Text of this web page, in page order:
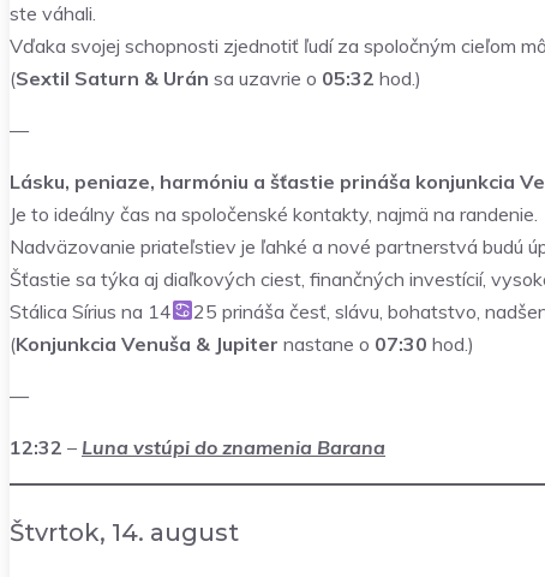
ste váhali.
Vďaka svojej schopnosti zjednotiť ľudí za spoločným cieľom
(Sextil Saturn & Urán sa uzavrie o 05:32 hod.)
—
Lásku, peniaze, harmóniu a šťastie prináša konjunkcia
Je to ideálny čas na spoločenské kontakty, najmä na randenie.
Nadväzovanie priateľstiev je ľahké a nové partnerstvá budú
Šťastie sa týka aj diaľkových ciest, finančných investícií,
Stálica Sírius na 14
25 prináša česť, slávu, bohatstvo,
(Konjunkcia Venuša & Jupiter nastane o 07:30 hod.)
—
12:32 – Luna vstúpi do znamenia Barana
Štvrtok, 14. august